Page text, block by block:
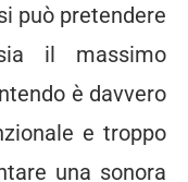
può pretendere
il massimo
è davvero
e troppo
una sonora